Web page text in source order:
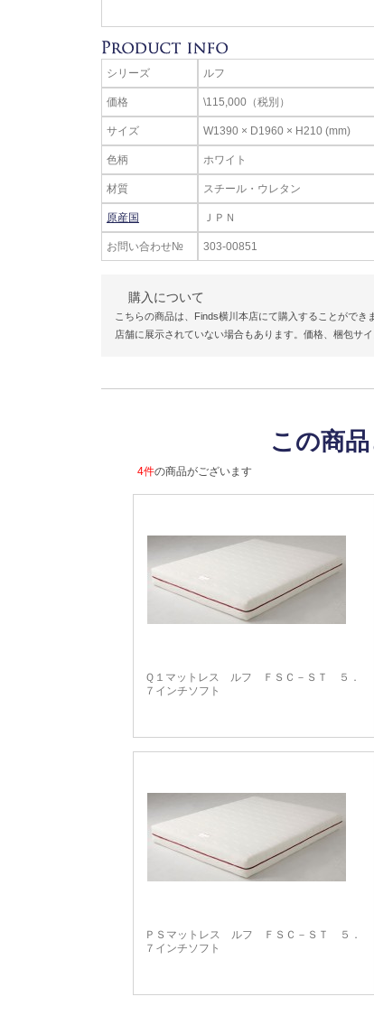
シリーズ ルフ
価格 \115,000（税別）
サイズ W1390 × D1960 × H210 (mm)
色柄 ホワイト
材質 スチール・ウレタン
原産国 ＪＰＮ
お問い合わせ№ 303-00851
購入について
こちらの商品は、Finds横川本店にて購入することができ
店舗に展示されていない場合もあります。価格、梱包サ
この商
4件の商品がございます
Ｑ１マットレス ルフ ＦＳＣ－ＳＴ ５．
７インチソフト
ＰＳマットレス ルフ ＦＳＣ－ＳＴ ５．
７インチソフト